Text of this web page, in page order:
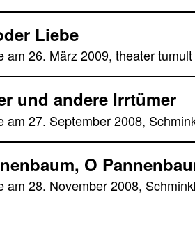
Liebe
am 26. März 2009, theater tumult
und andere Irrtümer
am 27. September 2008,
O
am 28. November 2008,